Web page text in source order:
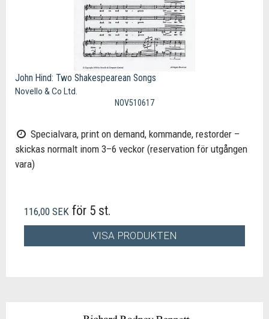
John Hind: Two Shakespearean Songs
Novello & Co Ltd.
NOV510617
Specialvara, print on demand, kommande, restorder –
skickas normalt inom 3–6 veckor (reservation för utgången
vara)
116,00 SEK för 5 st.
VISA PRODUKTEN